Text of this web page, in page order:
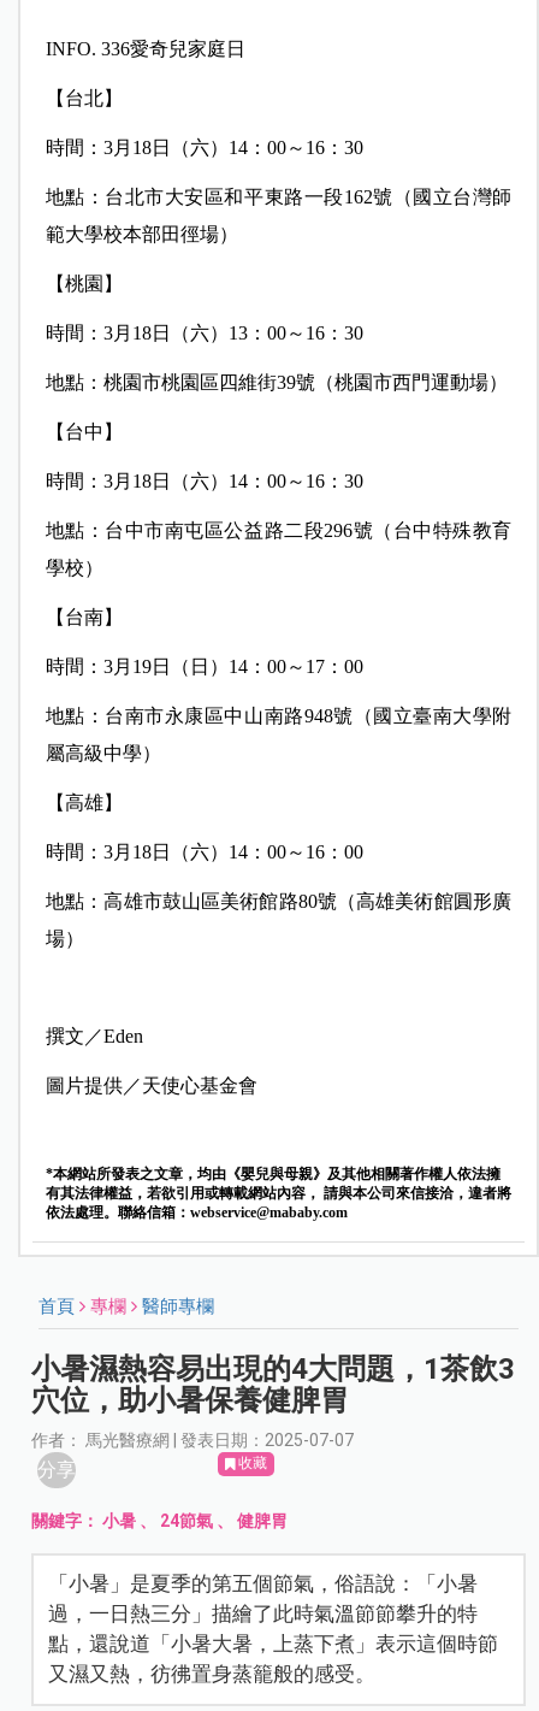
INFO. 336愛奇兒家庭日
【台北】
時間：3月18日（六）14：00～16：30
地點：台北市大安區和平東路一段162號（國立台灣師
範大學校本部田徑場）
【桃園】
時間：3月18日（六）13：00～16：30
地點：桃園市桃園區四維街39號（桃園市西門運動場）
【台中】
時間：3月18日（六）14：00～16：30
地點：台中市南屯區公益路二段296號（台中特殊教育
學校）
【台南】
時間：3月19日（日）14：00～17：00
地點：台南市永康區中山南路948號（國立臺南大學附
屬高級中學）
【高雄】
時間：3月18日（六）14：00～16：00
地點：高雄市鼓山區美術館路80號（高雄美術館圓形廣
場）
撰文／Eden
圖片提供／天使心基金會
*本網站所發表之文章，均由《嬰兒與母親》及其他相關著作權人依法擁
有其法律權益，若欲引用或轉載網站內容， 請與本公司來信接洽，違者將
依法處理。聯絡信箱： webservice@mababy.com
首頁 專欄 醫師專欄
小暑濕熱容易出現的4大問題，1茶飲3
穴位，助小暑保養健脾胃
作者： 馬光醫療網 | 發表日期：2025-07-07
分享 收藏
關鍵字：小暑 、 24節氣 、健脾胃
「小暑」是夏季的第五個節氣，俗語說：「小暑
過，一日熱三分」描繪了此時氣溫節節攀升的特
點，還說道「小暑大暑，上蒸下煮」表示這個時節
又濕又熱，彷彿置身蒸籠般的感受。